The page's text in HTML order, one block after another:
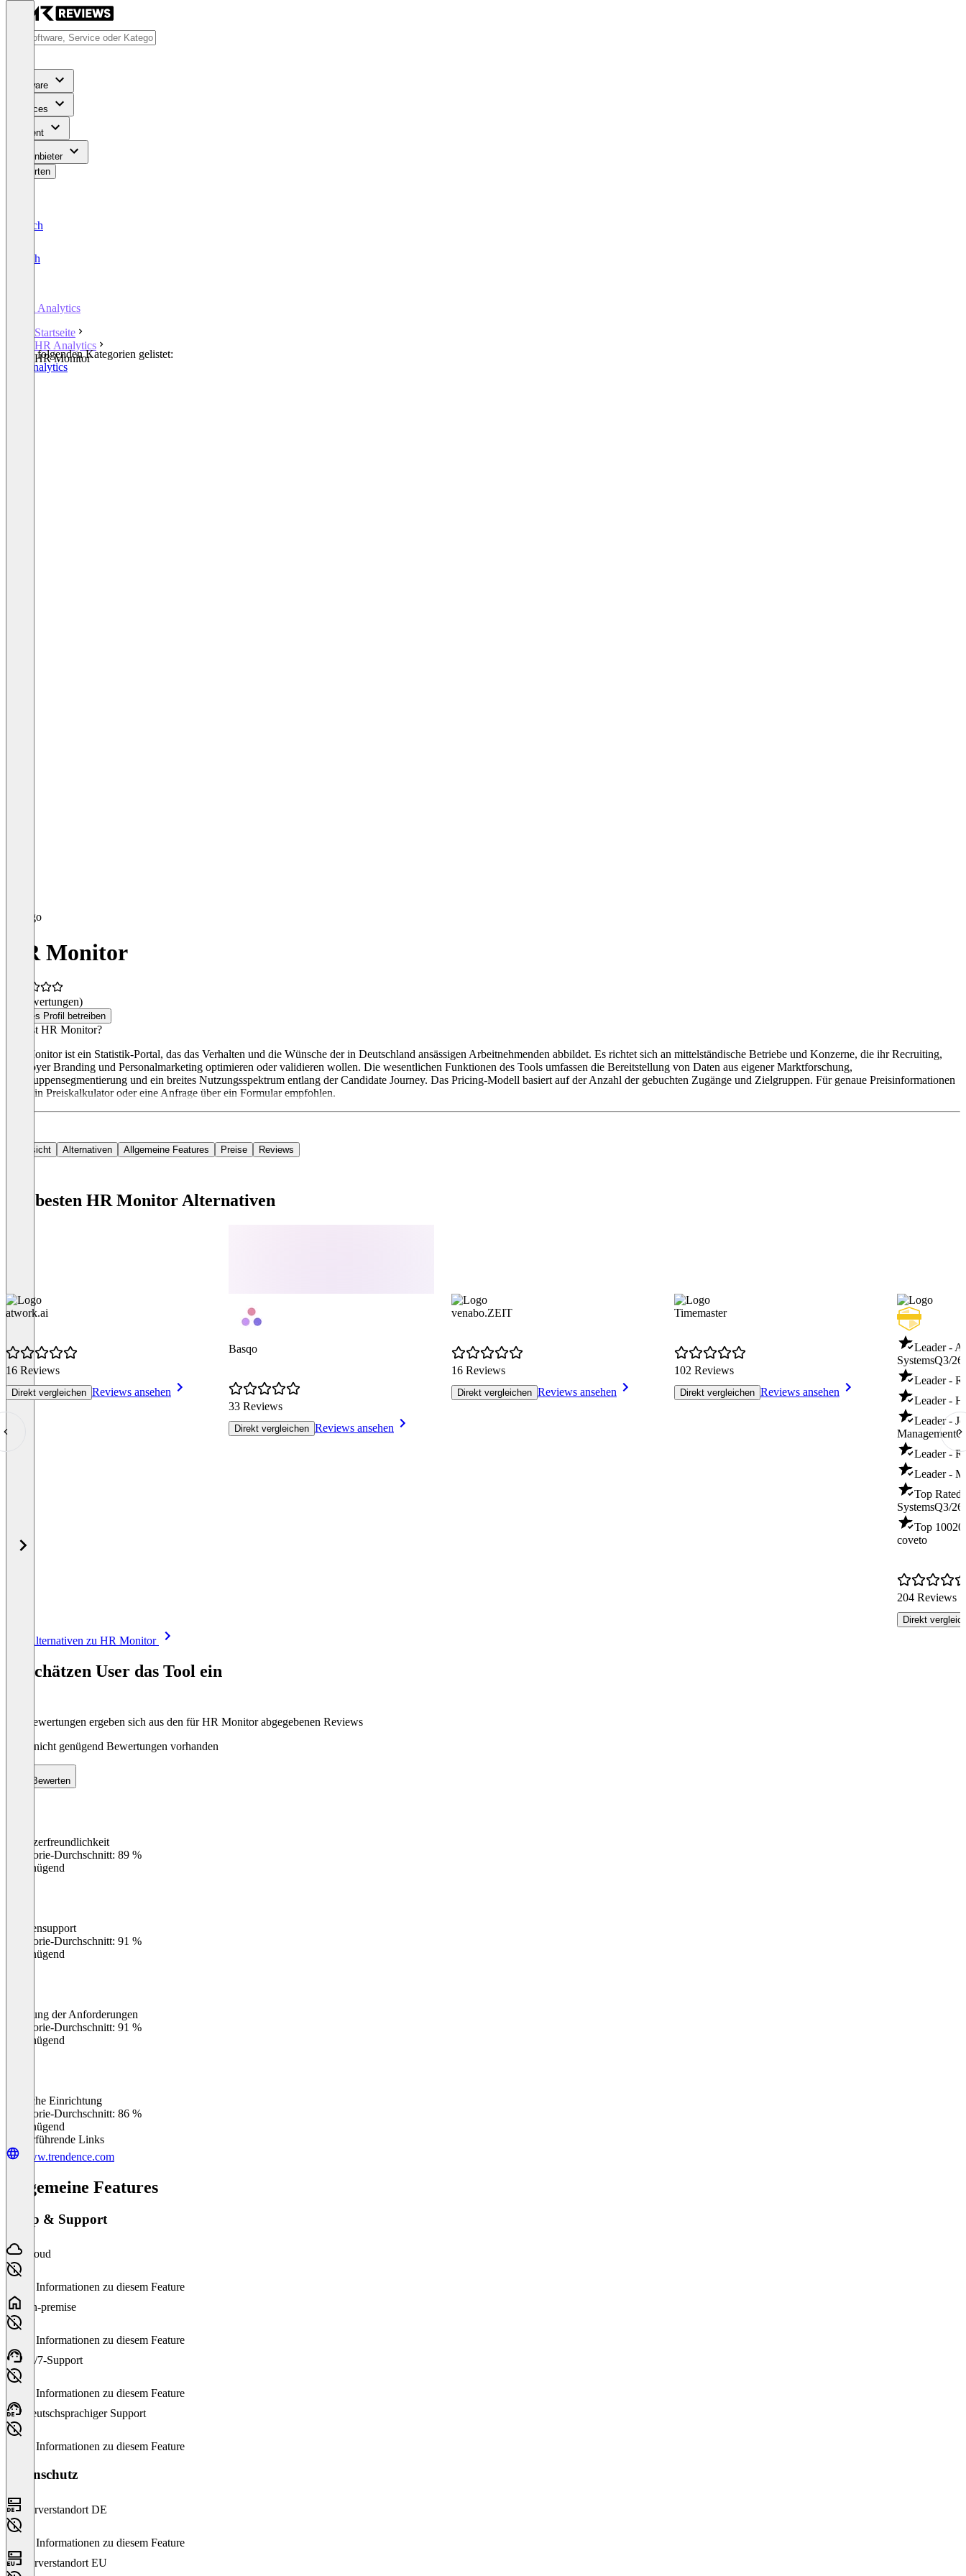
Software
Services
Content
Für Anbieter
Bewerten
Deutsch
English
HR Analytics
Startseite
HR Analytics
HR Monitor
In den folgenden Kategorien gelistet:
HR Analytics
HR Monitor
(0 Bewertungen)
Dieses Profil betreiben
Was ist HR Monitor?
HR Monitor ist ein Statistik-Portal, das das Verhalten und die Wünsche der in Deutschland ansässigen Arbeitnehmenden abbildet. Es richtet sich an mittelständische Betriebe und Konzerne, die ihr Recruiting,
Employer Branding und Personalmarketing optimieren oder validieren wollen. Die wesentlichen Funktionen des Tools umfassen die Bereitstellung von Daten aus eigener Marktforschung,
Zielgruppensegmentierung und ein breites Nutzungsspektrum entlang der Candidate Journey. Das Pricing-Modell basiert auf der Anzahl der gebuchten Zugänge und Zielgruppen. Für genaue Preisinformationen
wird ein Preiskalkulator oder eine Anfrage über ein Formular empfohlen.
Übersicht Alternativen Allgemeine Features Preise Reviews
Die besten HR Monitor Alternativen
atwork.ai
16 Reviews
Direkt vergleichen Reviews ansehen
Basqo
33 Reviews
Direkt vergleichen Reviews ansehen
venabo.ZEIT
16 Reviews
Direkt vergleichen Reviews ansehen
Timemaster
102 Reviews
Direkt vergleichen Reviews ansehen
Leader -
SystemsQ3/26
Leader -
Leader -
Leader -
Management
Leader -
Leader -
Top Rated
SystemsQ3/26
Top 100
coveto
204 Reviews
Direkt
Alle Alternativen zu HR Monitor
So schätzen User das Tool ein
Die Bewertungen ergeben sich aus den für HR Monitor abgegebenen Reviews
Noch nicht genügend Bewertungen vorhanden
Bewerten
Benutzerfreundlichkeit
Kategorie-Durchschnitt: 89 %
Ungenügend
Kundensupport
Kategorie-Durchschnitt: 91 %
Ungenügend
Erfüllung der Anforderungen
Kategorie-Durchschnitt: 91 %
Ungenügend
Einfache Einrichtung
Kategorie-Durchschnitt: 86 %
Ungenügend
Weiterführende Links
www.trendence.com
Allgemeine Features
Setup & Support
Cloud
Keine Informationen zu diesem Feature
On-premise
Keine Informationen zu diesem Feature
24/7-Support
Keine Informationen zu diesem Feature
Deutschsprachiger Support
Keine Informationen zu diesem Feature
Datenschutz
Serverstandort DE
Keine Informationen zu diesem Feature
Serverstandort EU